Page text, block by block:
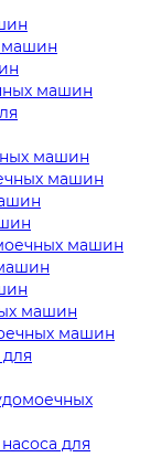
машин
машин
машин
машин
машин
машин
машин
для